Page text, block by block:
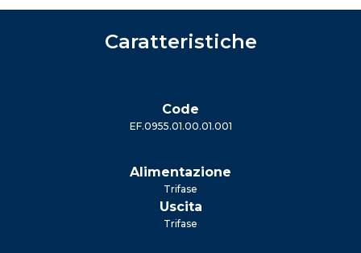
Caratteristiche
Code
EF.0955.01.00.01.001
Alimentazione
Trifase
Uscita
Trifase